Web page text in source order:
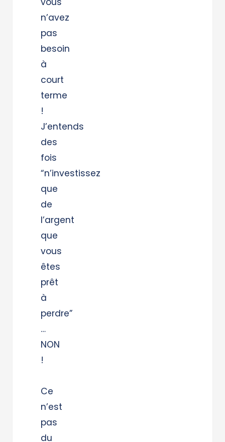
n’avez
pas
besoin
à
court
terme
!
J’entends
des
fois
“n’investissez
que
de
l’argent
que
vous
êtes
prêt
à
perdre”
…
NON
!
Ce
n’est
pas
du